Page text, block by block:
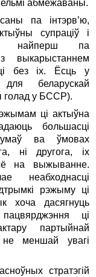
абмежаваны.
па інтэрв’ю,
супраціў і
– найперш па
выкарыстаннем
без іх. Ёсць у
беларускай
голад у БССР).
ці актыўна
большасці
ва ўмовах
ні другога, іх
на выжыванне.
неабходнасці
рэжыму ці
хоча дасягнуць
ці
партыйнай
меншай увагі
стратэгій